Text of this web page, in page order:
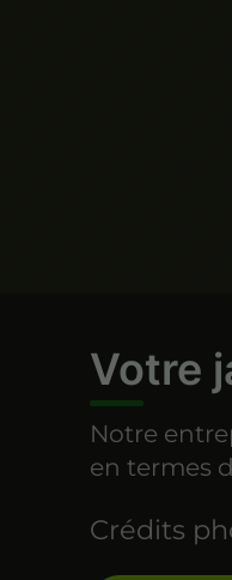
Votre
Notre
en termes
Crédits